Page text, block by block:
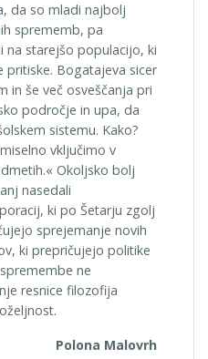
da so mladi najbolj
sprememb, pa
starejšo populacijo, ki
pritiske. Bogatajeva sicer
in še več osveščanja pri
področje in upa, da
sistemu. Kako?
vključimo v
Okoljsko bolj
nasedali
ki po Šetarju zgolj
sprejemanje novih
ki prepričujejo politike
ne
resnice filozofija
Polona Malovrh